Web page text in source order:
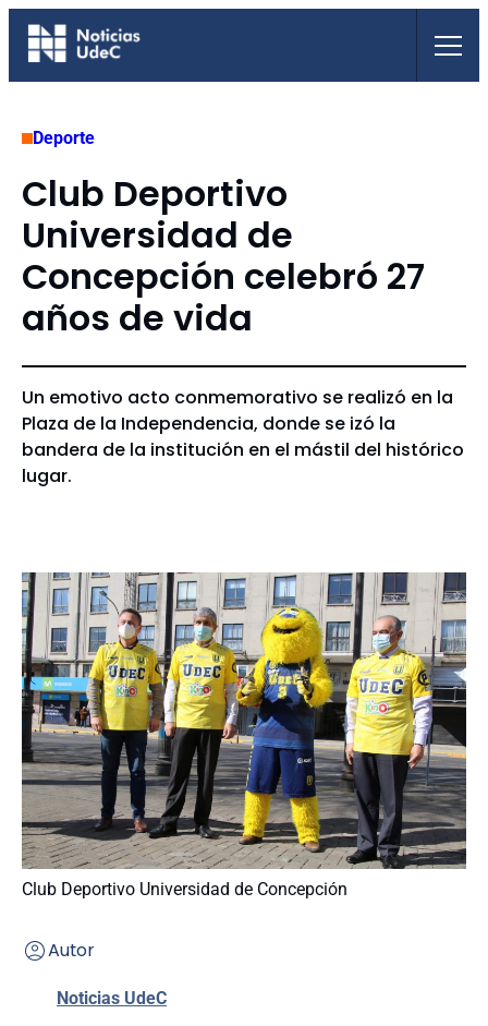
Saltar
Deporte
Club Deportivo
Universidad de
Concepción celebró 27
años de vida
Un emotivo acto conmemorativo se realizó en la
Plaza de la Independencia, donde se izó la
bandera de la institución en el mástil del histórico
lugar.
Club Deportivo Universidad de Concepción
Autor
Noticias UdeC